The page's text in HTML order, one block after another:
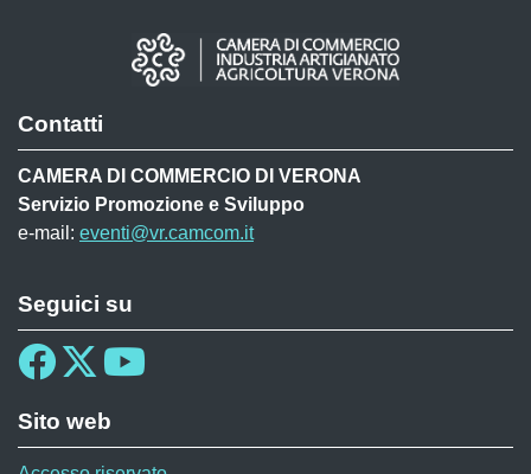
Contatti
CAMERA DI COMMERCIO DI VERONA
Servizio Promozione e Sviluppo
e-mail: eventi@vr.camcom.it
Seguici su
Sito web